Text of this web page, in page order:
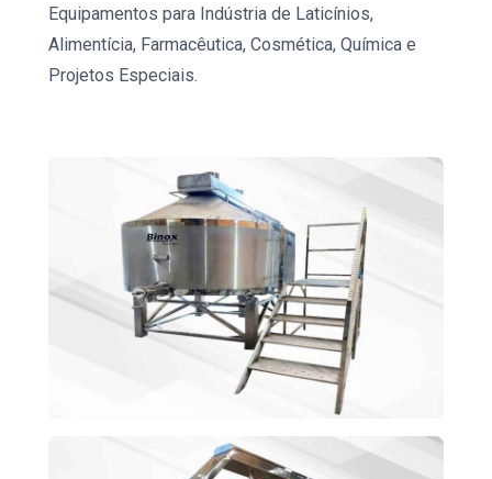
Equipamentos para Indústria de Laticínios,
Alimentícia, Farmacêutica, Cosmética, Química e
Projetos Especiais.